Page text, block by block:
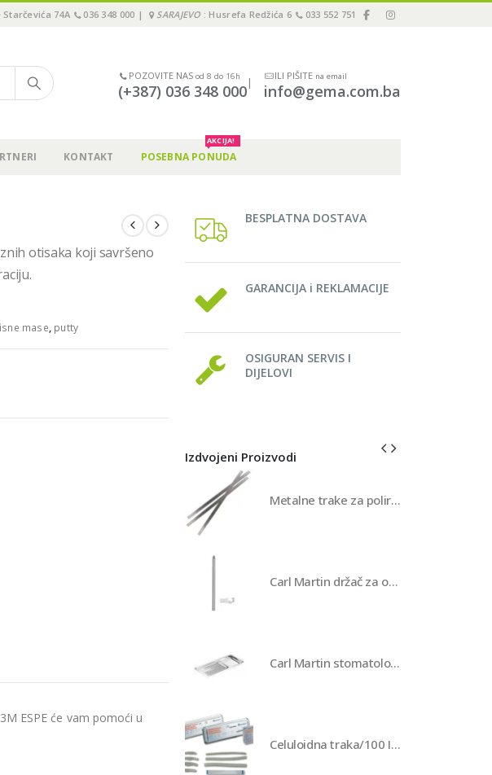
74A 036 348 000 | SARAJEVO : Husrefa Redžića 6 033 552 751
POZOVITE NAS od 8 do 16h
(+387) 036 348 000|
ILI PIŠITE na email
info@gema.com.ba
KONTAKT POSEBNA PONUDA
AKCIJA!
otisaka koji savršeno
mase, putty
ESPE će vam pomoći u
BESPLATNA DOSTAVA
GARANCIJA i REKLAMACIJE
OSIGURAN SERVIS I
DIJELOVI
Izdvojeni Proizvodi
Metalne trake za poliranje/12 Horico
Carl Martin držač za ogledalo
Carl Martin stomatološka tacna za instrumente
Celuloidna traka/100 Interdent